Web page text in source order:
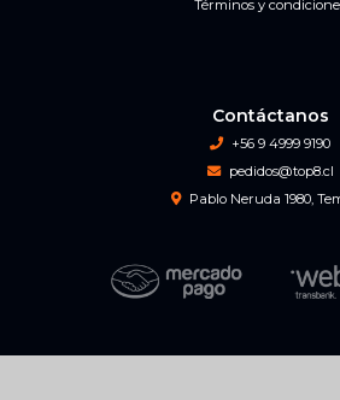
Términos y
Contáctanos
+56 9 4999 9190
pedidos@top8.cl
Pablo Neruda 1980,
Top 8 Game Center ©